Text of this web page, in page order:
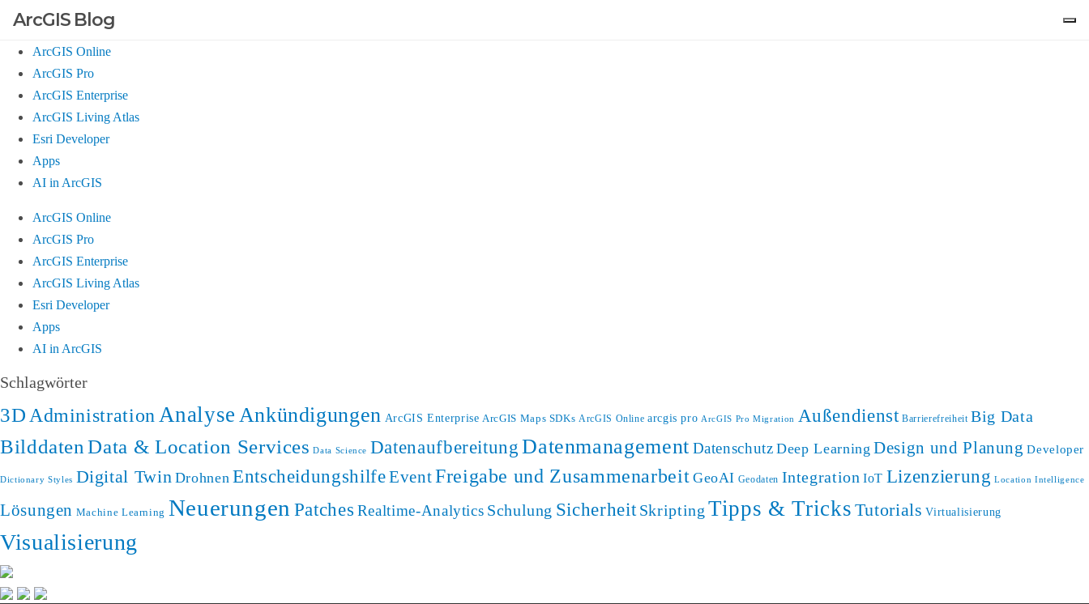
ArcGIS Blog
ArcGIS Online
ArcGIS Pro
ArcGIS Enterprise
ArcGIS Living Atlas
Esri Developer
Apps
AI in ArcGIS
ArcGIS Online
ArcGIS Pro
ArcGIS Enterprise
ArcGIS Living Atlas
Esri Developer
Apps
AI in ArcGIS
Schlagwörter
3D Administration Analyse Ankündigungen ArcGIS Enterprise ArcGIS Maps SDKs ArcGIS Online arcgis pro ArcGIS Pro Migration Außendienst Barrierefreiheit Big Data
Bilddaten Data & Location Services Data Science Datenaufbereitung Datenmanagement Datenschutz Deep Learning Design und Planung Developer
Dictionary Styles Digital Twin Drohnen EntscheidungshilfeEventFreigabe und Zusammenarbeit GeoAI Geodaten Integration IoT Lizenzierung Location Intelligence
Lösungen Machine Learning Neuerungen Patches Realtime-Analytics Schulung Sicherheit Skripting Tipps & Tricks Tutorials Virtualisierung
Visualisierung